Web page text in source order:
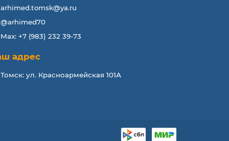
arhimed.tomsk@ya.ru
@arhimed70
Max: +7 (983) 232 39-73
адрес
Томск: ул. Красноармейская 101А